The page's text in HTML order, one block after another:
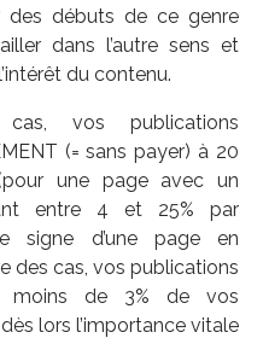
des débuts de ce genre
dans l’autre sens et
du contenu.
vos publications
(= sans payer) à 20
une page avec un
entre 4 et 25% par
signe d’une page en
des cas, vos publications
moins de 3% de vos
lors l’importance vitale